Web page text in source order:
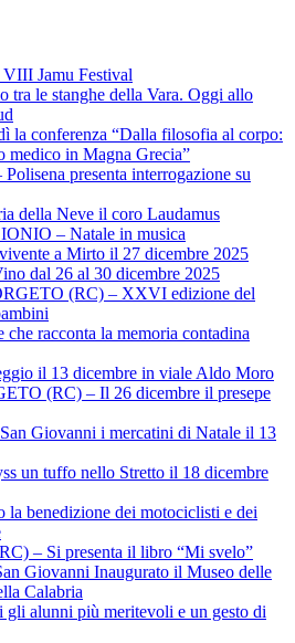
Jamu Festival
tra le stanghe della Vara. Oggi allo
la conferenza “Dalla filosofia al corpo:
medico in Magna Grecia”
presenta interrogazione su
della Neve il coro Laudamus
– Natale in musica
a Mirto il 27 dicembre 2025
dal 26 al 30 dicembre 2025
(RC) – XXVI edizione del
racconta la memoria contadina
il 13 dicembre in viale Aldo Moro
(RC) – Il 26 dicembre il presepe
Giovanni i mercatini di Natale il 13
un tuffo nello Stretto il 18 dicembre
benedizione dei motociclisti e dei
– Si presenta il libro “Mi svelo”
Giovanni Inaugurato il Museo delle
Calabria
gli alunni più meritevoli e un gesto di